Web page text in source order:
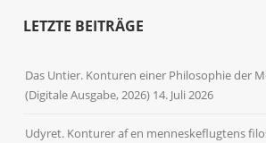
LETZTE BEITRÄGE
Das Untier. Konturen einer Philosophie der
(Digitale Ausgabe, 2026) 14. Juli 2026
Udyret. Konturer af en menneskeflugtens